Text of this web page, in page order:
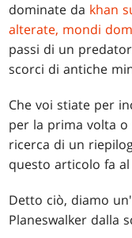
dominate da khan
alterate, mondi
passi di un
scorci di antiche
Che voi stiate per
per la prima volta
ricerca di un
questo articolo fa
Detto ciò, diamo
Planeswalker dalla